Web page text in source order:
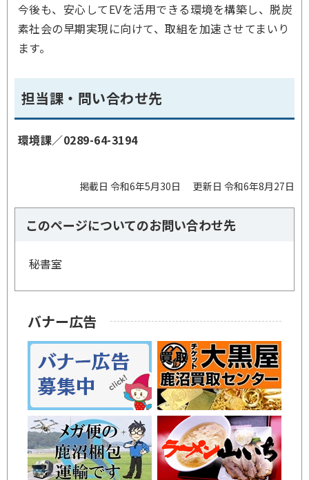
今後も、安心してEVを活用できる環境を構築し、脱炭
素社会の早期実現に向けて、取組を加速させてまいり
ます。
担当課・問い合わせ先
環境課／0289-64-3194
掲載日 令和6年5月30日 更新日 令和6年8月27日
このページについてのお問い合わせ先
秘書室
バナー広告